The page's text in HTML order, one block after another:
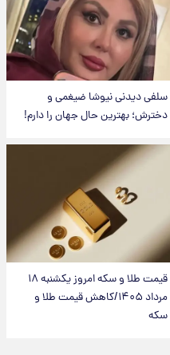
سلفی دیدنی نیوشا ضیغمی و
دخترش؛ بهترین حال جهان را دارم!
قیمت طلا و سکه امروز یکشنبه ۱۸
مرداد ۱۴۰۵/کاهش قیمت طلا و
سکه